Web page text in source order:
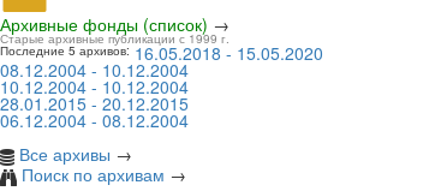
Архивные фонды (список) →
Старые архивные публикации с 1999 г.
Последние 5 архивов: 16.05.2018 - 15.05.2020
08.12.2004 - 10.12.2004
10.12.2004 - 10.12.2004
28.01.2015 - 20.12.2015
06.12.2004 - 08.12.2004
Все архивы →
Поиск по архивам →